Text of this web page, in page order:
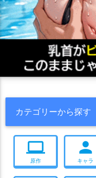
ライラ(千年戦争アイギス)
リエーフ
リオン リゼ
リュリュ
リンクス リ
ルシル ル
レオラ
レオーネ(千年戦
太公望
妖狐堕姫 幽境
流浪の竜砲騎兵ミカ
混血
砲術士メル
神官戦士団
金光聖菩
鋼鉄弓クレア
カテゴリーから探す
computer
原作
person
キャラ